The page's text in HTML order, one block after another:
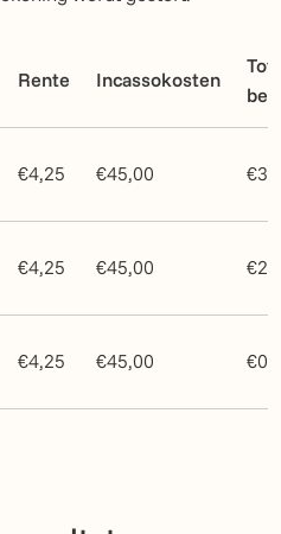
Rente Incassokosten
€4,25 €45,00
€4,25 €45,00
€4,25 €45,00